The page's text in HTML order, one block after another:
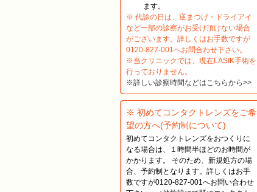
ます。
※ 代診の日は、逆まつげ・ドライアイ
など一部の診察がお受け頂けない場合
がございます。詳しくはお手数ですが
0120-827-001へお問合わせ下さい。
※当クリニックでは、現在LASIK手術を
行っておりません。
※詳しい診察時間などはこちらから>>
※ 初めてコンタクトレンズをご希
望の方へ(予約制について)
初めてコンタクトレンズをおつくりに
なる場合は、１時間半ほどのお時間が
かかります。 そのため、新規処方の場
合、予約制となります。詳しくはお手
数ですが0120-827-001へお問い合わせ